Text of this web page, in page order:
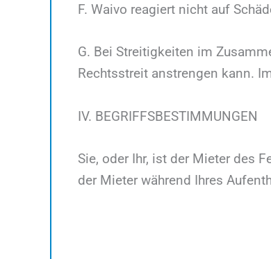
F. Waivo reagiert nicht auf
G. Bei Streitigkeiten im
Rechtsstreit anstrengen kann.
IV. BEGRIFFSBESTIMMUNGEN
Sie, oder Ihr, ist der Mieter des
der Mieter während Ihres